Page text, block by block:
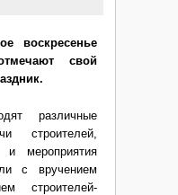
воскресенье
свой
различные
строителей,
и мероприятия
с вручением
строителей-